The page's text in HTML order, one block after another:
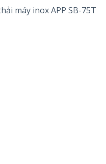
máy inox APP SB-75T